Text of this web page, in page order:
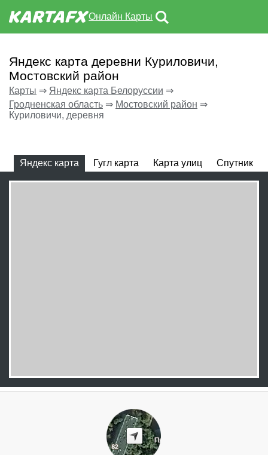
Онлайн Карты
Яндекс карта деревни Куриловичи,
Мостовский район
Карты ⇒ Яндекс карта Белоруссии ⇒
Гродненская область ⇒ Мостовский район ⇒
Куриловичи, деревня
Яндекс карта Гугл карта Карта улиц Спутник